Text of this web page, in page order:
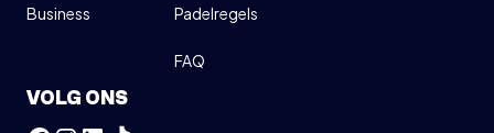
Business Padelregels
FAQ
VOLG ONS